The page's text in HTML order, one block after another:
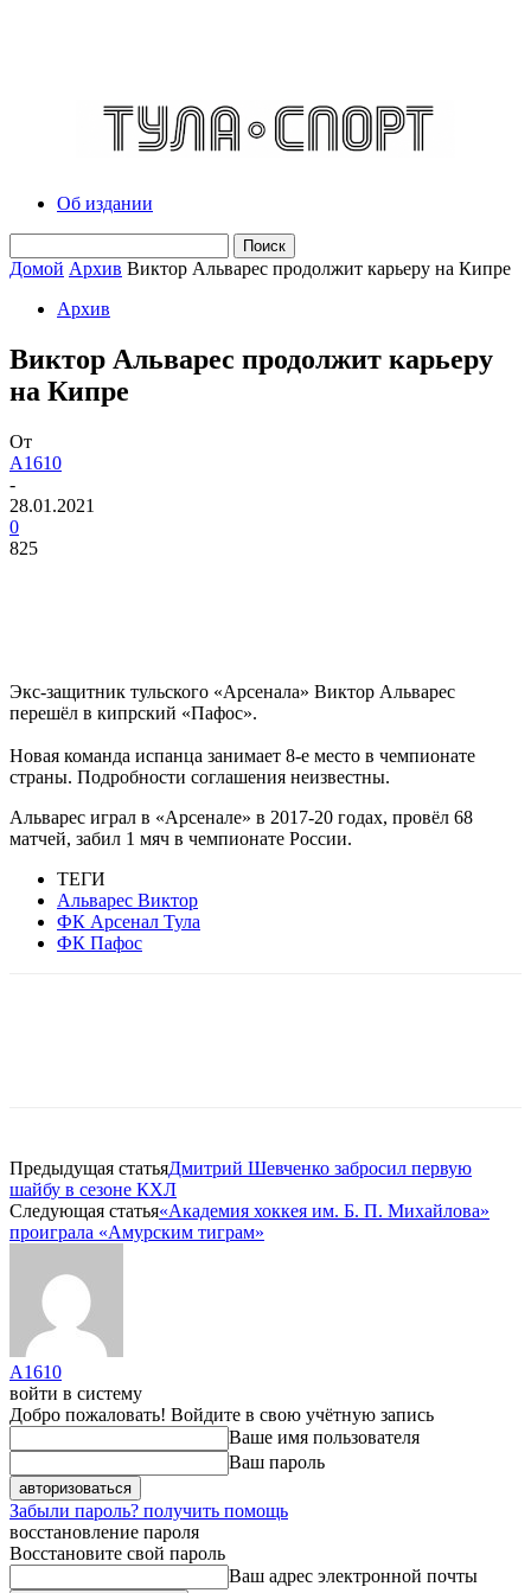
Об издании
Домой Архив Виктор Альварес продолжит карьеру на Кипре
Архив
Виктор Альварес продолжит карьеру
на Кипре
От
A1610
-
28.01.2021
0
825
Экс-защитник тульского «Арсенала» Виктор Альварес
перешёл в кипрский «Пафос».
Новая команда испанца занимает 8-е место в чемпионате
страны. Подробности соглашения неизвестны.
Альварес играл в «Арсенале» в 2017-20 годах, провёл 68
матчей, забил 1 мяч в чемпионате России.
ТЕГИ
Альварес Виктор
ФК Арсенал Тула
ФК Пафос
Предыдущая статьяДмитрий Шевченко забросил первую
шайбу в сезоне КХЛ
Следующая статья«Академия хоккея им. Б. П. Михайлова»
проиграла «Амурским тиграм»
A1610
войти в систему
Добро пожаловать! Войдите в свою учётную запись
Ваше имя пользователя
Ваш пароль
Забыли пароль? получить помощь
восстановление пароля
Восстановите свой пароль
Ваш адрес электронной почты